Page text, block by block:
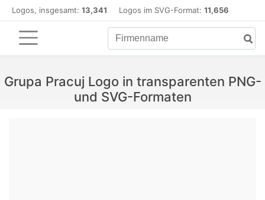
Logos, insgesamt: 13,341 Logos im SVG-Format: 11,656
Grupa Pracuj Logo in transparenten PNG-
und SVG-Formaten